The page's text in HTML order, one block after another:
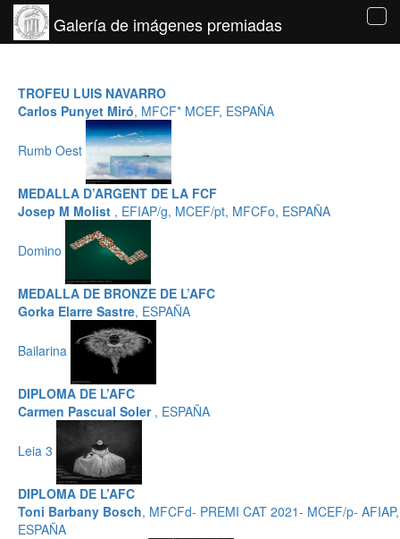
Galería de imágenes premiadas
TROFEU LUIS NAVARRO
Carlos Punyet Miró, MFCF* MCEF, ESPAÑA
Rumb Oest
MEDALLA D’ARGENT DE LA FCF
Josep M Molist , EFIAP/g, MCEF/pt, MFCFo, ESPAÑA
Domino
MEDALLA DE BRONZE DE L’AFC
Gorka Elarre Sastre, ESPAÑA
Bailarina
DIPLOMA DE L’AFC
Carmen Pascual Soler , ESPAÑA
Leia 3
DIPLOMA DE L’AFC
Toni Barbany Bosch, MFCFd- PREMI CAT 2021- MCEF/p- AFIAP,
ESPAÑA